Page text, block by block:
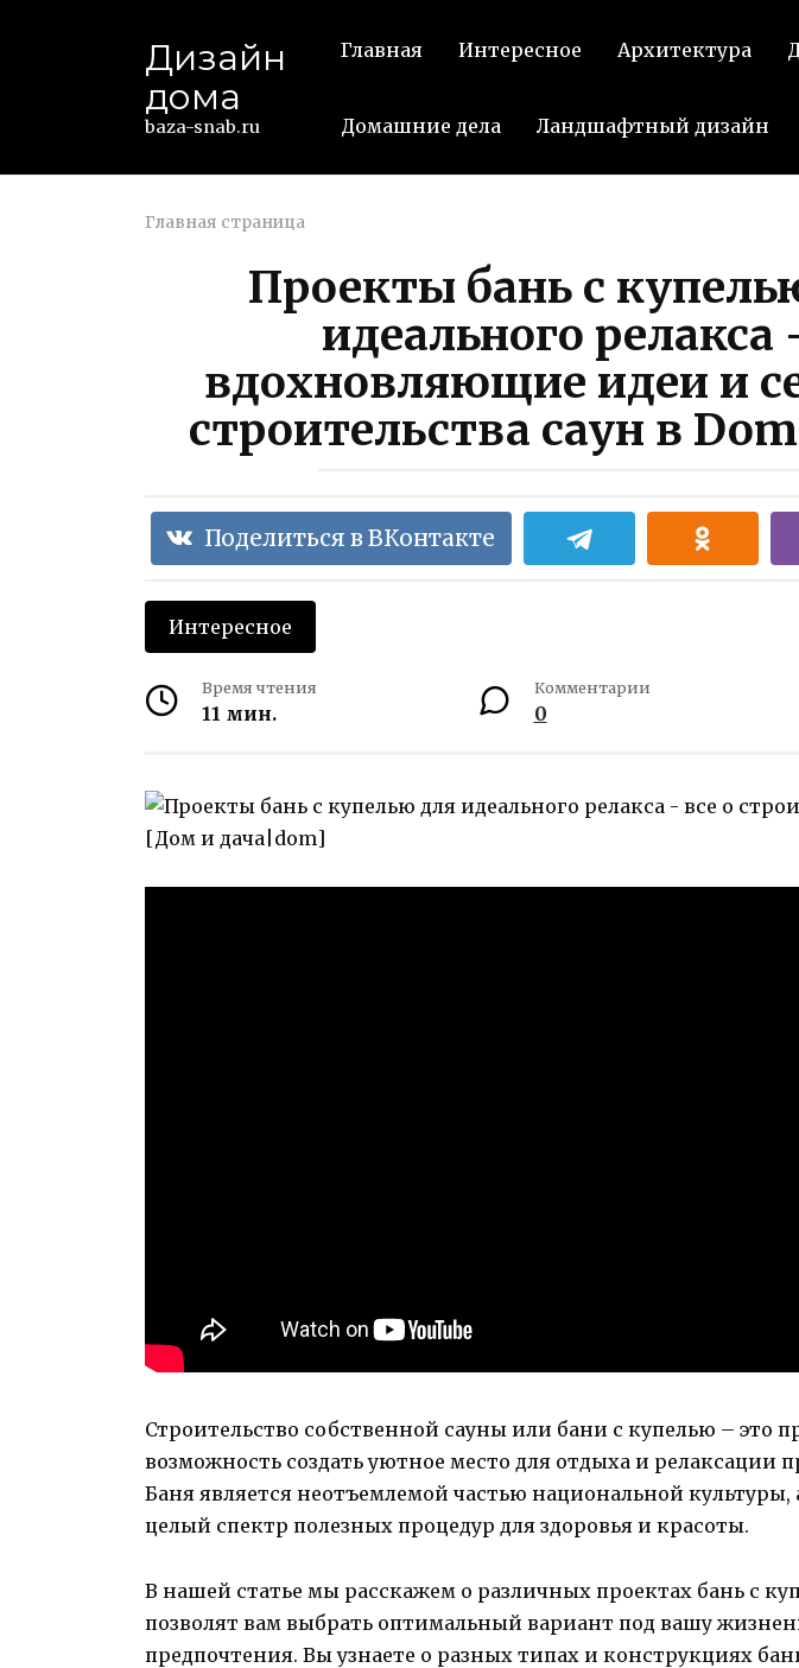
Дизайн
дома
baza-snab.ru
Главная Интересное Архитектура
Домашние дела Ландшафтный дизайн
Главная страница
Проекты бань с
идеального
вдохновляющие идеи и
строительства саун в
Поделиться в ВКонтакте
Интересное
Время чтения
11 мин.
Комментарии
0
Строительство собственной сауны или бани с купелью – это
возможность создать уютное место для отдыха и релаксации
Баня является неотъемлемой частью национальной культуры,
целый спектр полезных процедур для здоровья и красоты.
В нашей статье мы расскажем о различных проектах бань с
позволят вам выбрать оптимальный вариант под вашу
предпочтения. Вы узнаете о разных типах и конструкциях